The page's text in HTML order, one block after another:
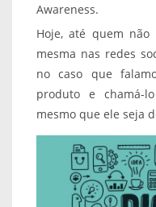
Awareness.
Hoje, até quem não
mesma nas redes
no caso que
produto e chamá-
mesmo que ele seja